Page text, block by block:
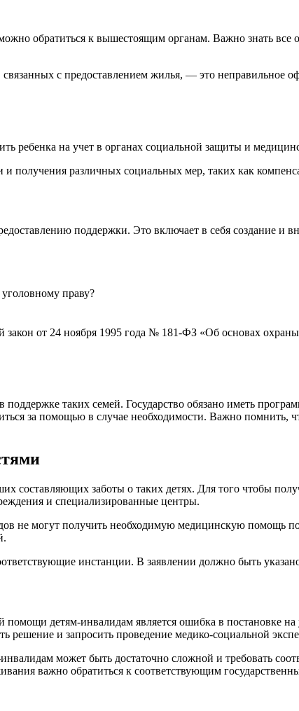
обратиться к вышестоящим органам. Важно знать все
с предоставлением жилья, — это неправильное
ребенка на учет в органах социальной защиты и
и получения различных социальных мер, таких как
поддержки. Это включает в себя создание и
праву?
от 24 ноября 1995 года № 181-ФЗ «Об основах охраны
таких семей. Государство обязано иметь
за помощью в случае необходимости. Важно помнить,
составляющих заботы о таких детях. Для того чтобы
и специализированные центры.
не могут получить необходимую медицинскую помощь
инстанции. В заявлении должно быть
детям-инвалидам является ошибка в постановке
решение и запросить проведение медико-социальной
может быть достаточно сложной и требовать
важно обратиться к соответствующим